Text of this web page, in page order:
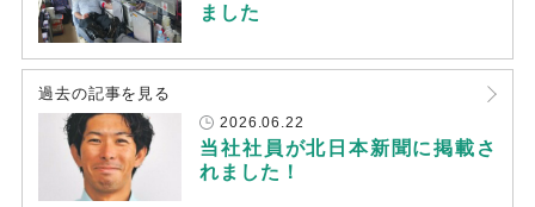
ました
過去の記事を見る
2026.06.22
当社社員が北日本新聞に掲載さ
れました！